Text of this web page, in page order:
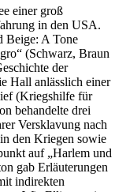
einer groß
in den USA.
Beige: A Tone
(Schwarz, Braun
der
Hall anlässlich einer
(Kriegshilfe für
behandelte drei
Versklavung nach
den Kriegen sowie
auf „Harlem und
gab Erläuterungen
indirekten